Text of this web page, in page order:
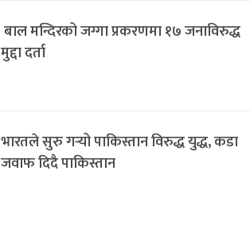
बाल मन्दिरको जग्गा प्रकरणमा १७ जनाविरुद्ध
मुद्दा दर्ता
भारतले सुरु गर्‍यो पाकिस्तान विरुद्ध युद्ध, कडा
जवाफ दिदै पाकिस्तान